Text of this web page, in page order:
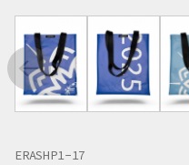
ERASHP1-17